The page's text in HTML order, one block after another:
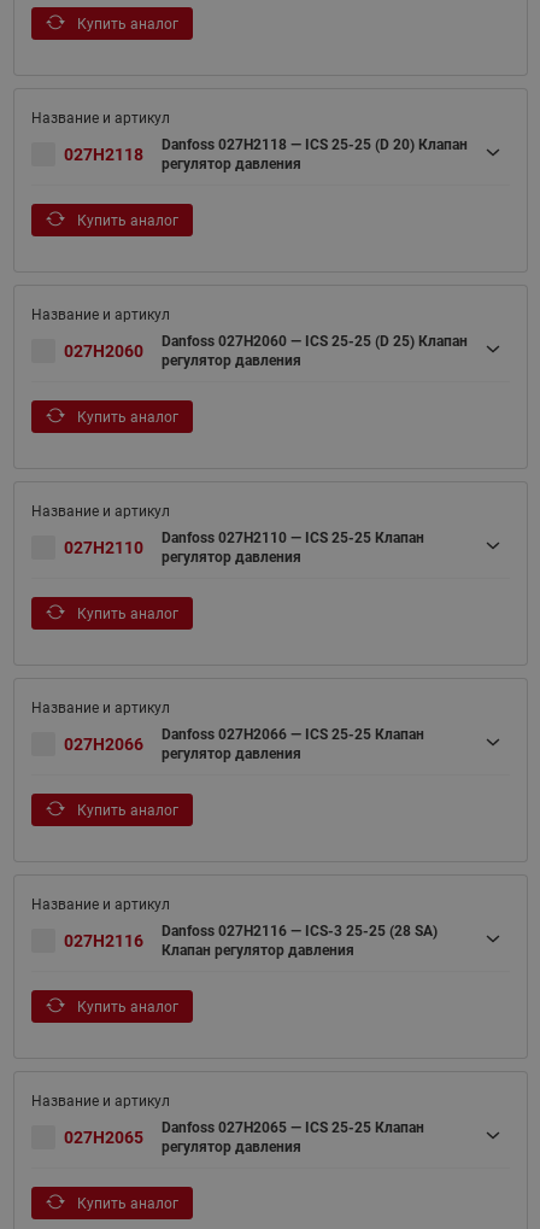
Купить аналог
027H2118
Danfoss 027H2118 — ICS 25-25 (D 20) Клапан
регулятор давления
Купить аналог
027H2060
Danfoss 027H2060 — ICS 25-25 (D 25) Клапан
регулятор давления
Купить аналог
027H2110
Danfoss 027H2110 — ICS 25-25 Клапан
регулятор давления
Купить аналог
027H2066
Danfoss 027H2066 — ICS 25-25 Клапан
регулятор давления
Купить аналог
027H2116
Danfoss 027H2116 — ICS-3 25-25 (28 SA)
Клапан регулятор давления
Купить аналог
027H2065
Danfoss 027H2065 — ICS 25-25 Клапан
регулятор давления
Купить аналог